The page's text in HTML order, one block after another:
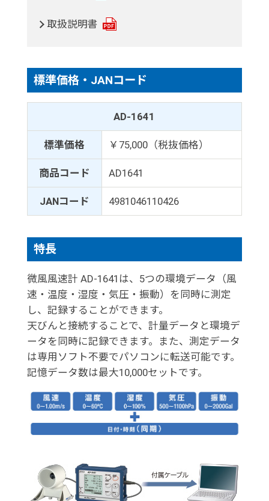
取扱説明書
標準価格・JANコード
AD-1641
標準価格 ￥75,000（税抜価格）
商品コード AD1641
JANコード 4981046110426
特長
微風風速計 AD-1641は、5つの環境データ（風
速・温度・湿度・気圧・振動）を同時に測定
し、記録することができます。
天びんと接続することで、計量データと環境デ
ータを同時に記録できます。また、測定データ
は専用ソフト不要でパソコンに転送可能です。
記憶データ数は最大10,000セットです。